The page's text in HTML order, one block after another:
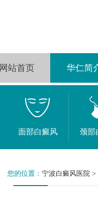
网站首页 华仁简
面部白癜风 颈部
您的位置： 宁波白癜风医院 >